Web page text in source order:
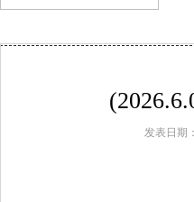
发表日期